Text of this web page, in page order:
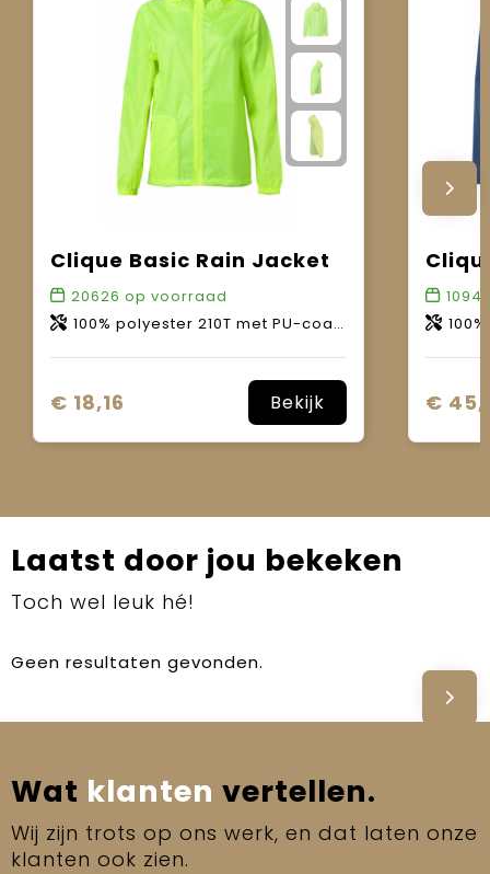
Clique Basic Rain Jacket
20626 op voorraad
100% polyester 210T met PU-coating. WP 3000mm.
€ 18,16 Bekijk
100%
€
Laatst door jou bekeken
Toch wel leuk hé!
Geen resultaten gevonden.
Wat klanten vertellen.
Wij zijn trots op ons werk, en dat laten onze
klanten ook zien.